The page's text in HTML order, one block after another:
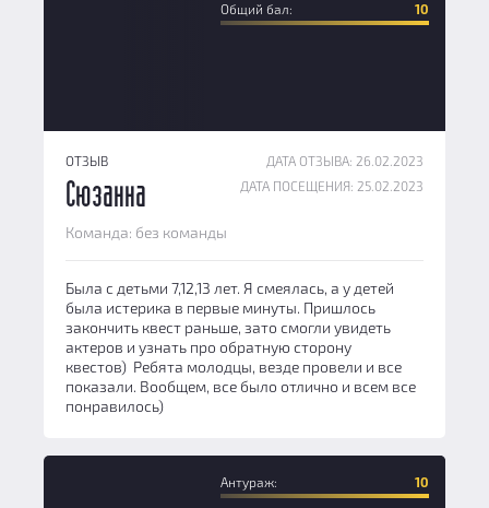
Общий бал: 10
ОТЗЫВ
ДАТА ОТЗЫВА: 26.02.2023
ДАТА ПОСЕЩЕНИЯ: 25.02.2023
Сюзанна
Команда: без команды
Была с детьми 7,12,13 лет. Я смеялась, а у детей
была истерика в первые минуты. Пришлось
закончить квест раньше, зато смогли увидеть
актеров и узнать про обратную сторону
квестов) Ребята молодцы, везде провели и все
показали. Вообщем, все было отлично и всем все
понравилось)
Антураж: 10